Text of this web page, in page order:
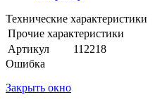
Технические характеристики
Прочие характеристики
Артикул
112218
Ошибка
Закрыть окно